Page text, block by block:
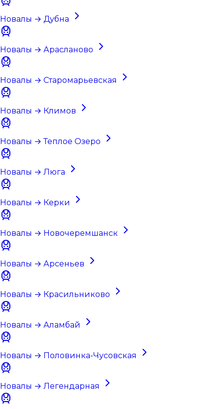
Новалы → Дубна
Новалы → Арасланово
Новалы → Старомарьевская
Новалы → Климов
Новалы → Теплое Озеро
Новалы → Люга
Новалы → Керки
Новалы → Новочеремшанск
Новалы → Арсеньев
Новалы → Красильниково
Новалы → Аламбай
Новалы → Половинка-Чусовская
Новалы → Легендарная